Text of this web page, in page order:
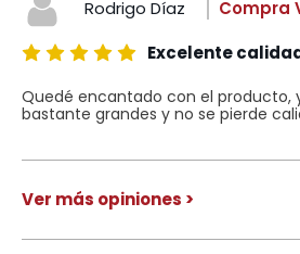
Rodrigo Díaz
Compra
Excelente
Quedé encantado con el producto,
bastante grandes y no se pierde
Ver más opiniones >